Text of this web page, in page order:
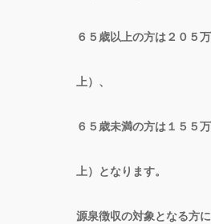
６５歳以上の方は２０５
上）、
６５歳未満の方は１５５
上）となります。
源泉徴収の対象となる方